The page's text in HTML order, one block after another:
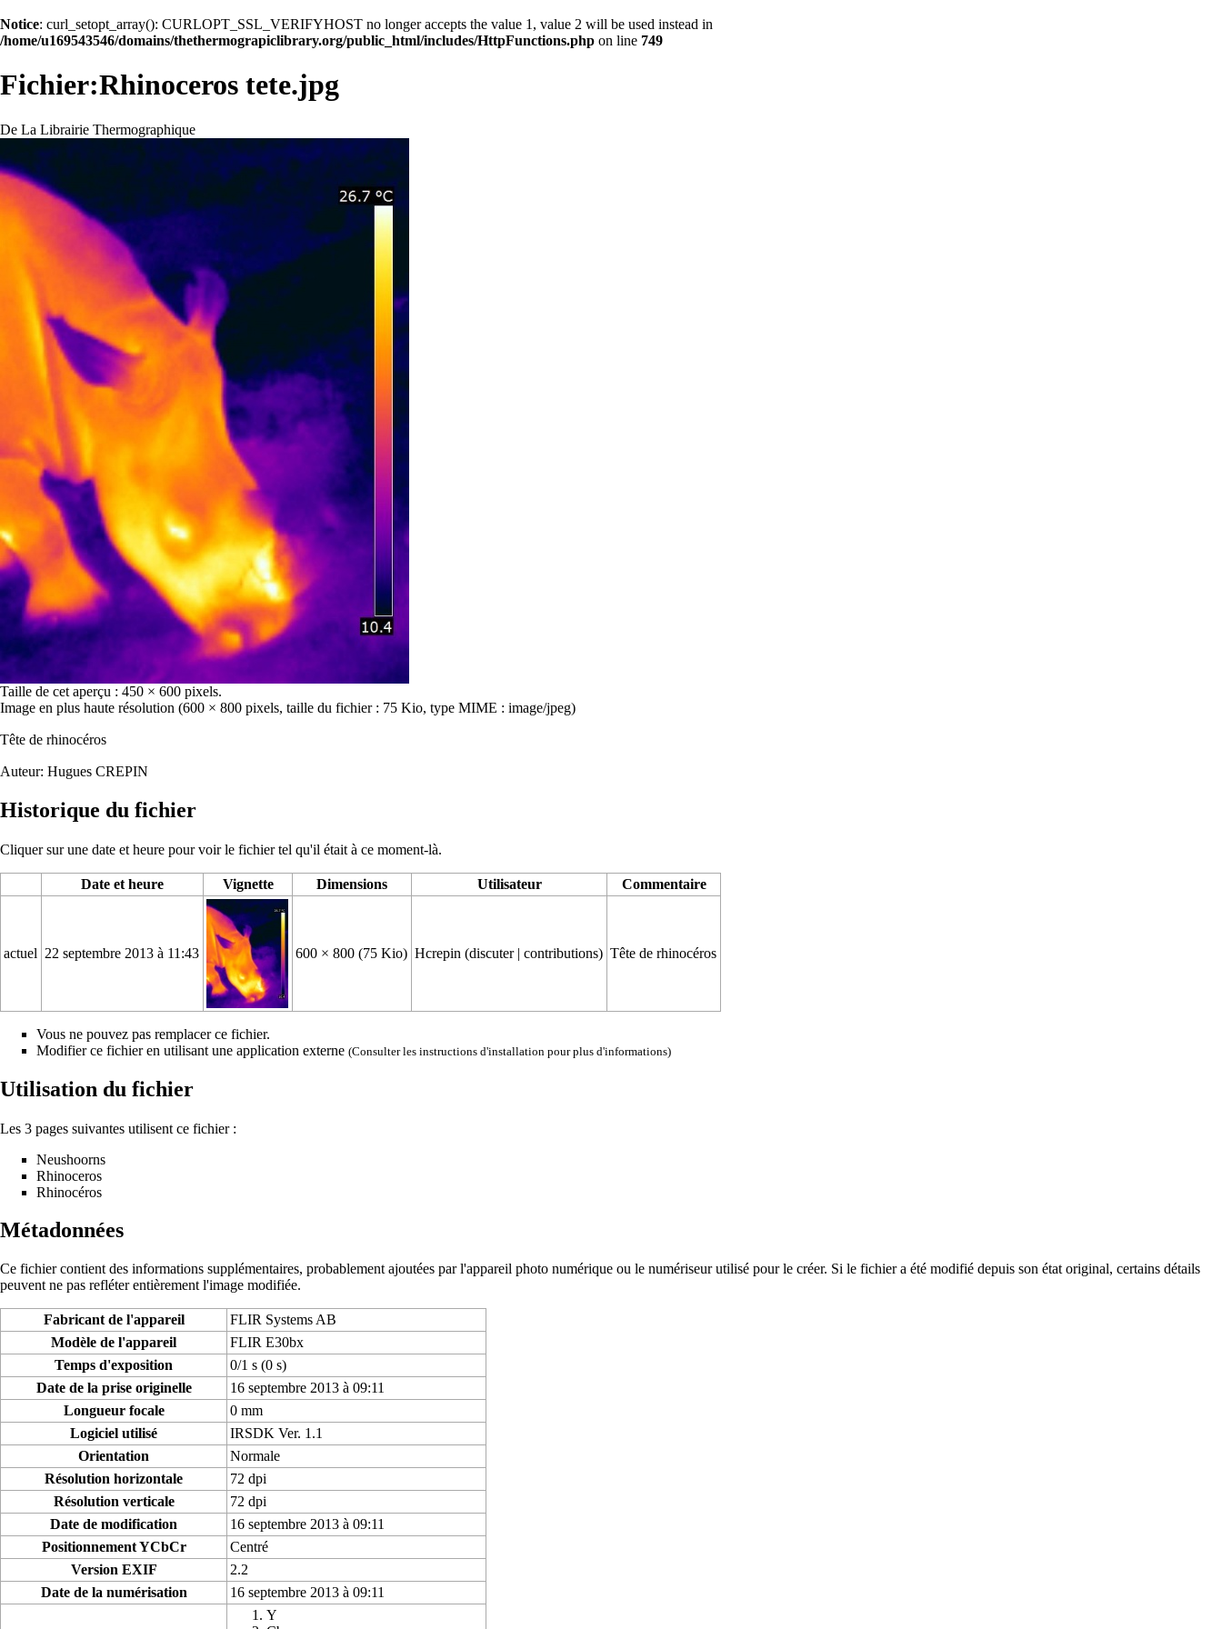
Notice: curl_setopt_array(): CURLOPT_SSL_VERIFYHOST no longer accepts the value 1, value 2 will be used instead in
/home/u169543546/domains/thethermograpiclibrary.org/public_html/includes/HttpFunctions.php on line 749
Fichier:Rhinoceros tete.jpg
De La Librairie Thermographique
Taille de cet aperçu : 450 × 600 pixels.
Image en plus haute résolution (600 × 800 pixels, taille du fichier : 75 Kio, type MIME : image/jpeg)
Tête de rhinocéros
Auteur: Hugues CREPIN
Historique du fichier
Cliquer sur une date et heure pour voir le fichier tel qu'il était à ce moment-là.
Date et heure Vignette Dimensions Utilisateur Commentaire
actuel 22 septembre 2013 à 11:43 600 × 800(75 Kio) Hcrepin (discuter|contributions) Tête de rhinocéros
Vous ne pouvez pas remplacer ce fichier.
Modifier ce fichier en utilisant une application externe (Consulterles instructions d'installation pour plus d'informations)
Utilisation du fichier
Les 3 pages suivantes utilisent ce fichier :
Neushoorns
Rhinoceros
Rhinocéros
Métadonnées
Ce fichier contient des informations supplémentaires, probablement ajoutées par l'appareil photo numérique ou le numériseur utilisé pour le créer. Si le fichier a été modifié depuis son état original, certains détails
peuvent ne pas refléter entièrement l'image modifiée.
Fabricant de l'appareil
FLIR Systems AB
Modèle de l'appareil
FLIR E30bx
Temps d'exposition
0/1 s (0 s)
Date de la prise originelle
16 septembre 2013 à 09:11
Longueur focale
0 mm
Logiciel utilisé
IRSDK Ver. 1.1
Orientation
Normale
Résolution horizontale
72 dpi
Résolution verticale
72 dpi
Date de modification
16 septembre 2013 à 09:11
Positionnement YCbCr
Centré
Version EXIF
2.2
Date de la numérisation
16 septembre 2013 à 09:11
Y